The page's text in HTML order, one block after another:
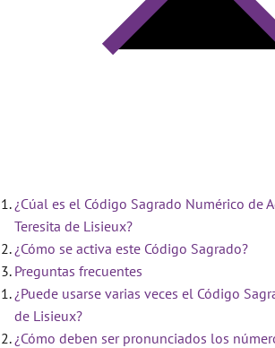
¿Cúal es el Código Sagrado Numérico de
Teresita de Lisieux?
¿Cómo se activa este Código Sagrado?
Preguntas frecuentes
¿Puede usarse varias veces el Código
de Lisieux?
¿Cómo deben ser pronunciados los